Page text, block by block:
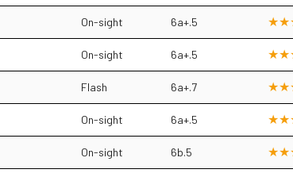
On-sight 6a+.5
On-sight 6a+.5
Flash 6a+.7
On-sight 6a+.5
On-sight 6b.5